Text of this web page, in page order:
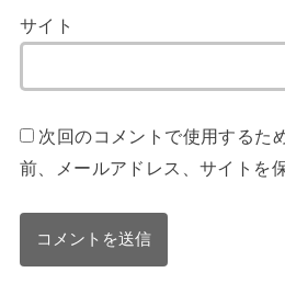
サイト
次回のコメントで使用するた
前、メールアドレス、サイトを